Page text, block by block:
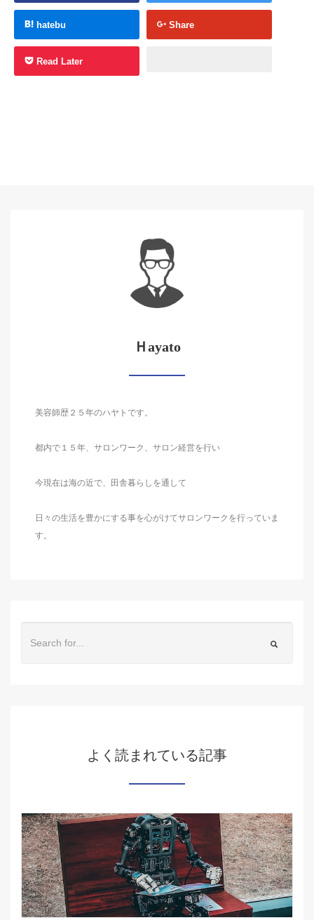
hatebu Share
Read Later
Ｈayato
美容師歴２５年のハヤトです。
都内で１５年、サロンワーク、サロン経営を行い
今現在は海の近で、田舎暮らしを通して
日々の生活を豊かにする事を心がけてサロンワークを行っていま
す。
よく読まれている記事